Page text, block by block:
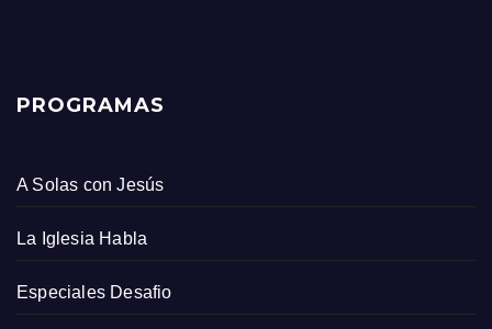
PROGRAMAS
A Solas con Jesús
La Iglesia Habla
Especiales Desafio